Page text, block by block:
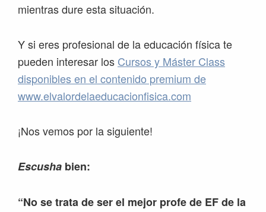
mientras dure esta situación.
Y si eres profesional de la educación física te
pueden interesar los Cursos y Máster Class
disponibles en el contenido premium de
www.elvalordelaeducacionfisica.com
¡Nos vemos por la siguiente!
Escusha bien:
“No se trata de ser el mejor profe de EF de la